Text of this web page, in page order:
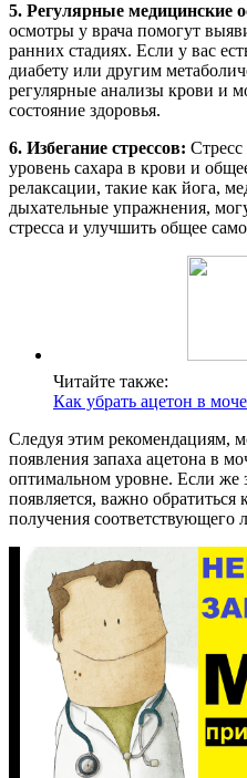
5. Регулярные медицинские
осмотры у врача помогут
ранних стадиях. Если у вас
диабету или другим
регулярные анализы крови и
состояние здоровья.
6. Избегание стрессов:
уровень сахара в крови и
релаксации, такие как йога,
дыхательные упражнения,
стресса и улучшить общее
Читайте также:
Как убрать ацетон в
Следуя этим рекомендациям,
появления запаха ацетона в
оптимальном уровне. Если же
появляется, важно обратиться
получения соответствующего